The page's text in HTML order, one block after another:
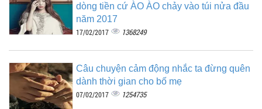
dòng tiền cứ ÀO ÀO chảy vào túi nửa đầu
năm 2017
17/02/2017 1368249
Câu chuyện cảm động nhắc ta đừng quên
dành thời gian cho bố mẹ
07/02/2017 1254735